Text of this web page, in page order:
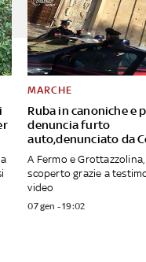
Ruba in canoniche e
denuncia furto
auto,denunciato da
MARCHE
A Fermo e Grottazzolina,
scoperto grazie a
video
07 gen - 19:02